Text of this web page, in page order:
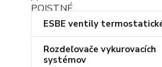
ESBE ventily
Rozdeľovače vykurovacích
systémov